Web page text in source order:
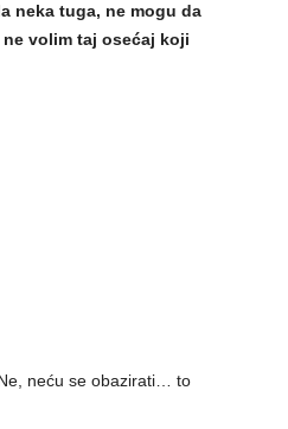
neka tuga, ne mogu da
volim taj osećaj koji
neću se obazirati… to